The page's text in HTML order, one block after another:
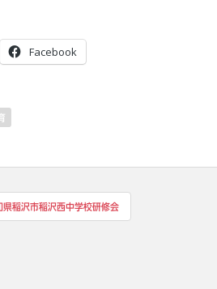
Facebook
稲沢市稲沢西中学校研修会